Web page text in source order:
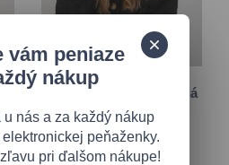
Svetloružová extra teplá
čiapka
19,35 €
Univerzálna
vám peniaze
nákup
nás a za každý nákup
peňaženky.
pri ďalšom nákupe!